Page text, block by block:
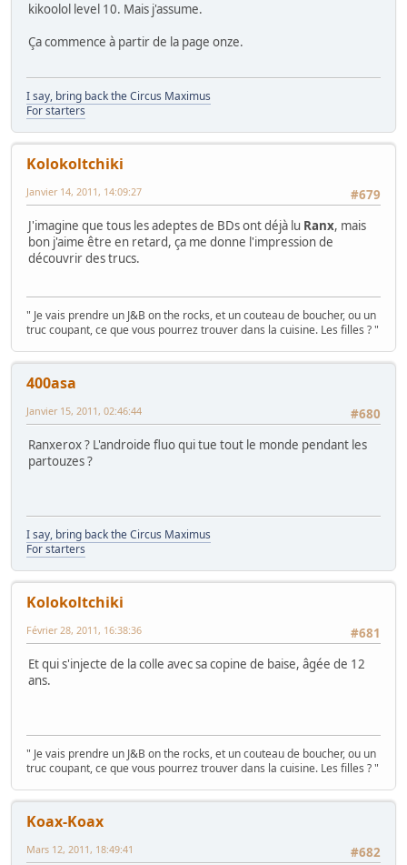
kikoolol level 10. Mais j'assume.
Ça commence à partir de la page onze.
I say, bring back the Circus Maximus
For starters
Kolokoltchiki
#679
Janvier 14, 2011, 14:09:27
J'imagine que tous les adeptes de BDs ont déjà lu Ranx, mais
bon j'aime être en retard, ça me donne l'impression de
découvrir des trucs.
" Je vais prendre un J&B on the rocks, et un couteau de boucher, ou un
truc coupant, ce que vous pourrez trouver dans la cuisine. Les filles ? "
400asa
#680
Janvier 15, 2011, 02:46:44
Ranxerox ? L'androide fluo qui tue tout le monde pendant les
partouzes ?
I say, bring back the Circus Maximus
For starters
Kolokoltchiki
#681
Février 28, 2011, 16:38:36
Et qui s'injecte de la colle avec sa copine de baise, âgée de 12
ans.
" Je vais prendre un J&B on the rocks, et un couteau de boucher, ou un
truc coupant, ce que vous pourrez trouver dans la cuisine. Les filles ? "
Koax-Koax
#682
Mars 12, 2011, 18:49:41